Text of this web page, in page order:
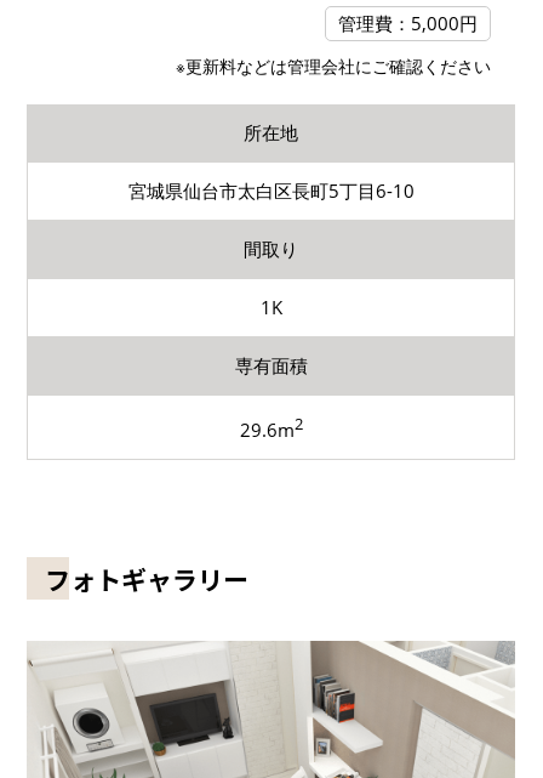
管理費：5,000円
※更新料などは管理会社にご確認ください
所在地
宮城県仙台市太白区長町5丁目6-10
間取り
1K
専有面積
29.6m2
フォトギャラリー